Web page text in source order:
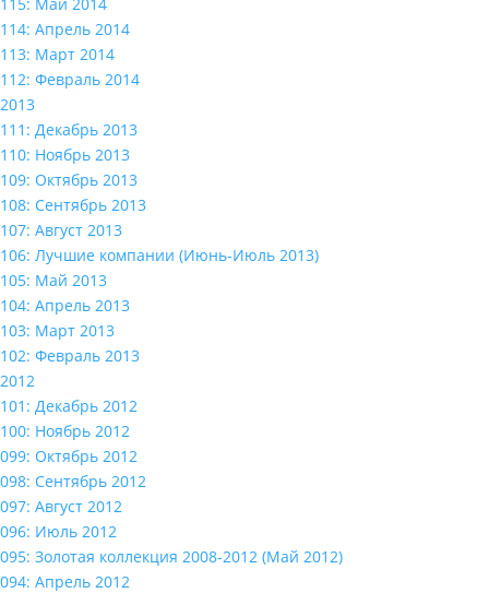
114: Апрель 2014
113: Март 2014
112: Февраль 2014
2013
111: Декабрь 2013
110: Ноябрь 2013
109: Октябрь 2013
108: Сентябрь 2013
107: Август 2013
106: Лучшие компании (Июнь-Июль 2013)
105: Май 2013
104: Апрель 2013
103: Март 2013
102: Февраль 2013
2012
101: Декабрь 2012
100: Ноябрь 2012
099: Октябрь 2012
098: Сентябрь 2012
097: Август 2012
096: Июль 2012
095: Золотая коллекция 2008-2012 (Май 2012)
094: Апрель 2012